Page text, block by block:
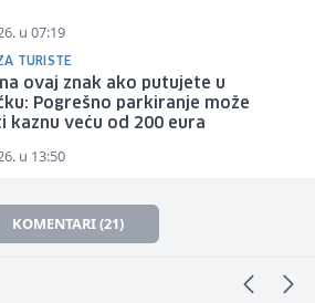
u 07:19
TURISTE
ovaj znak ako putujete u
Pogrešno parkiranje može
kaznu veću od 200 eura
u 13:50
KOMENTARI (21)